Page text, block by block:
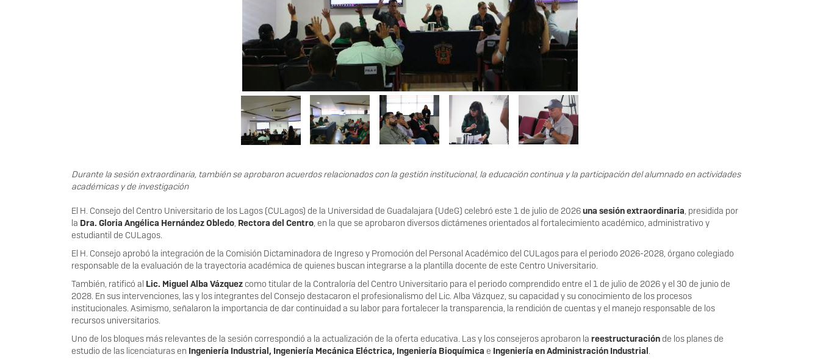
Durante la sesión extraordinaria, también se aprobaron acuerdos relacionados con la gestión institucional, la educación continua y la participación del alumnado en actividades
académicas y de investigación
El H. Consejo del Centro Universitario de los Lagos (CULagos) de la Universidad de Guadalajara (UdeG) celebró este 1 de julio de 2026una sesión extraordinaria, presidida por
la Dra. Gloria Angélica Hernández Obledo, Rectora del Centro, en la que se aprobaron diversos dictámenes orientados al fortalecimiento académico, administrativo y
estudiantil de CULagos.
El H. Consejo aprobó la integración de la Comisión Dictaminadora de Ingreso y Promoción del Personal Académico del CULagos para el periodo 2026-2028, órgano colegiado
responsable de la evaluación de la trayectoria académica de quienes buscan integrarse a la plantilla docente de este Centro Universitario.
También, ratificó al Lic. Miguel Alba Vázquez como titular de la Contraloría del Centro Universitario para el periodo comprendido entre el 1 de julio de 2026 y el 30 de junio de
2028. En sus intervenciones, las y los integrantes del Consejo destacaron el profesionalismo del Lic. Alba Vázquez, su capacidad y su conocimiento de los procesos
institucionales. Asimismo, señalaron la importancia de dar continuidad a su labor para fortalecer la transparencia, la rendición de cuentas y el manejo responsable de los
recursos universitarios.
Uno de los bloques más relevantes de la sesión correspondió a la actualización de la oferta educativa. Las y los consejeros aprobaron la reestructuración de los planes de
estudio de las licenciaturas en Ingeniería Industrial, Ingeniería Mecánica Eléctrica, Ingeniería Bioquímica e Ingeniería en Administración Industrial .